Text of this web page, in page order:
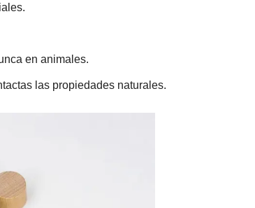
en animales.
las propiedades naturales.